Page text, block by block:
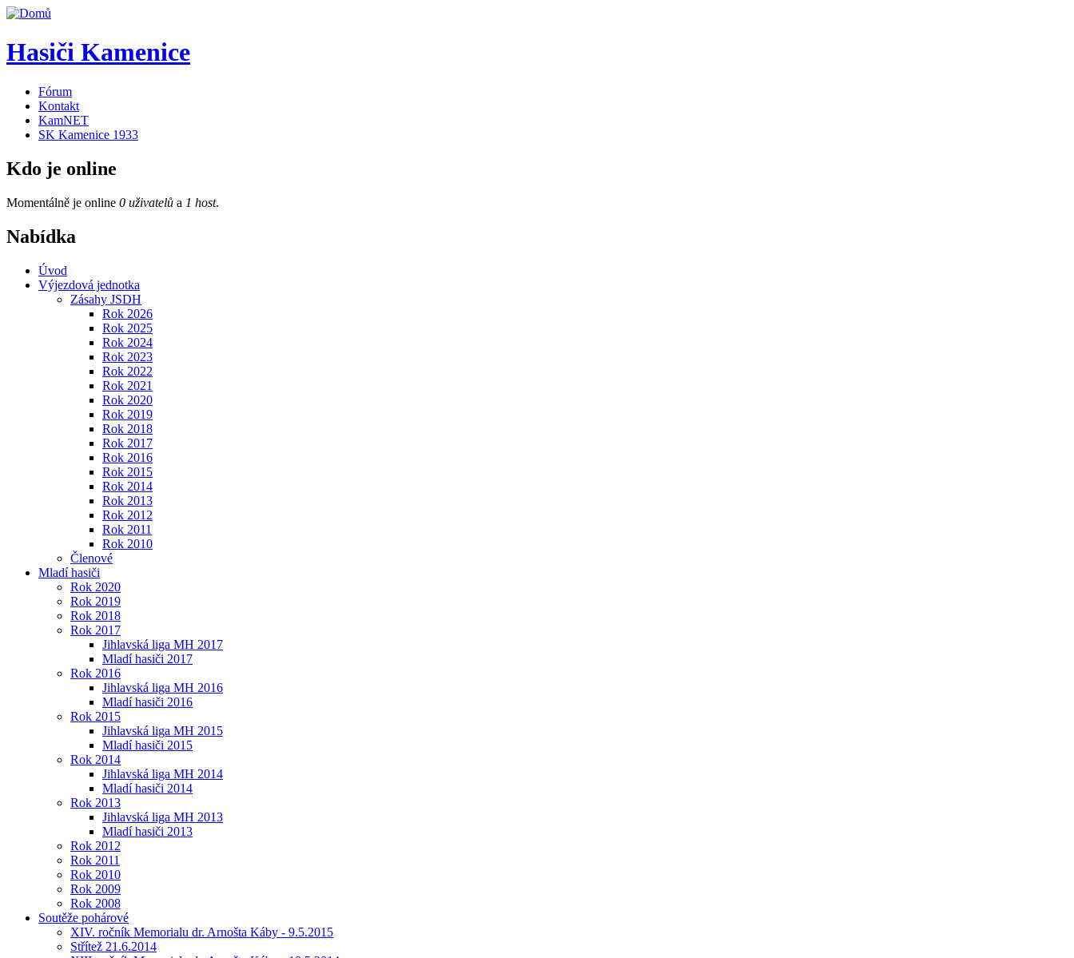
Hasiči Kamenice
Fórum
Kontakt
KamNET
SK Kamenice 1933
Kdo je online
Momentálně je online 0 uživatelů a 1 host.
Nabídka
Úvod
Výjezdová jednotka
Zásahy JSDH
Rok 2026
Rok 2025
Rok 2024
Rok 2023
Rok 2022
Rok 2021
Rok 2020
Rok 2019
Rok 2018
Rok 2017
Rok 2016
Rok 2015
Rok 2014
Rok 2013
Rok 2012
Rok 2011
Rok 2010
Členové
Mladí hasiči
Rok 2020
Rok 2019
Rok 2018
Rok 2017
Jihlavská liga MH 2017
Mladí hasiči 2017
Rok 2016
Jihlavská liga MH 2016
Mladí hasiči 2016
Rok 2015
Jihlavská liga MH 2015
Mladí hasiči 2015
Rok 2014
Jihlavská liga MH 2014
Mladí hasiči 2014
Rok 2013
Jihlavská liga MH 2013
Mladí hasiči 2013
Rok 2012
Rok 2011
Rok 2010
Rok 2009
Rok 2008
Soutěže pohárové
XIV. ročník Memorialu dr. Arnošta Káby - 9.5.2015
Střítež 21.6.2014